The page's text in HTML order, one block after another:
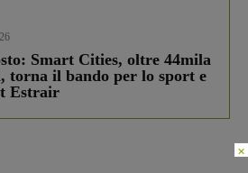
Smart Cities, oltre 44mila
torna il bando per lo sport e
Estrair
×